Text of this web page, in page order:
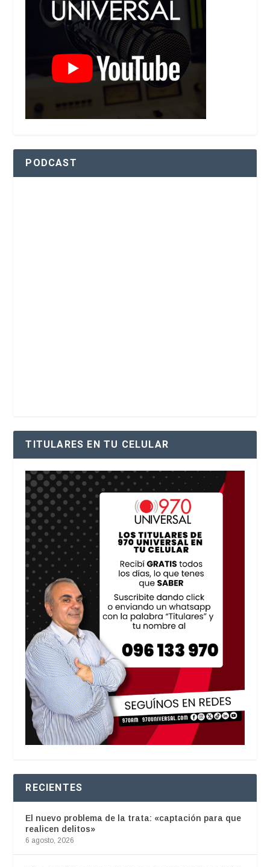
PODCAST
TITULARES EN TU CELULAR
RECIENTES
El nuevo problema de la trata: «captación para que
realicen delitos»
6 agosto, 2026